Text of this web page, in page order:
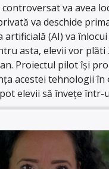
va avea
va deschide
artificială (AI) va
asta, elevii vor plăti
Proiectul pilot își
acestei tehnologii în
elevii să învețe într-